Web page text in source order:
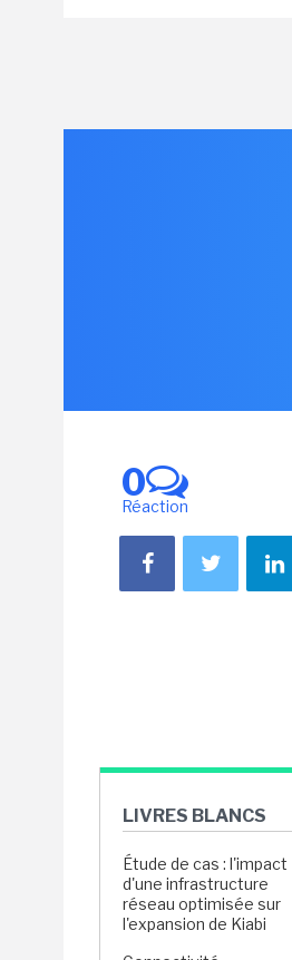
0
Réaction
LIVRES BLANCS
Étude de cas : l'impact
d'une infrastructure
réseau optimisée sur
l'expansion de Kiabi